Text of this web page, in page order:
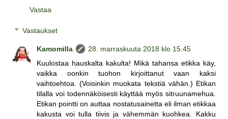
Vastaa
Vastaukset
Kamomilla
28. marraskuuta 2018 klo 15.45
Kuulostaa hauskalta kakulta! Mikä tahansa etikka käy,
vaikka oonkin tuohon kirjoittanut vaan kaksi
vaihtoehtoa. (Voisinkin muokata tekstiä vähän.) Etikan
tilalla voi todennäköisesti käyttää myös sitruunamehua.
Etikan pointti on auttaa nostatusainetta eli ilman etikkaa
kakusta voi tulla tiivis ja vähemmän kuohkea. Kakku